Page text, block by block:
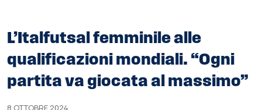
L’Italfutsal femminile alle
qualificazioni mondiali. “Ogni
partita va giocata al massimo”
8 OTTOBRE 2024